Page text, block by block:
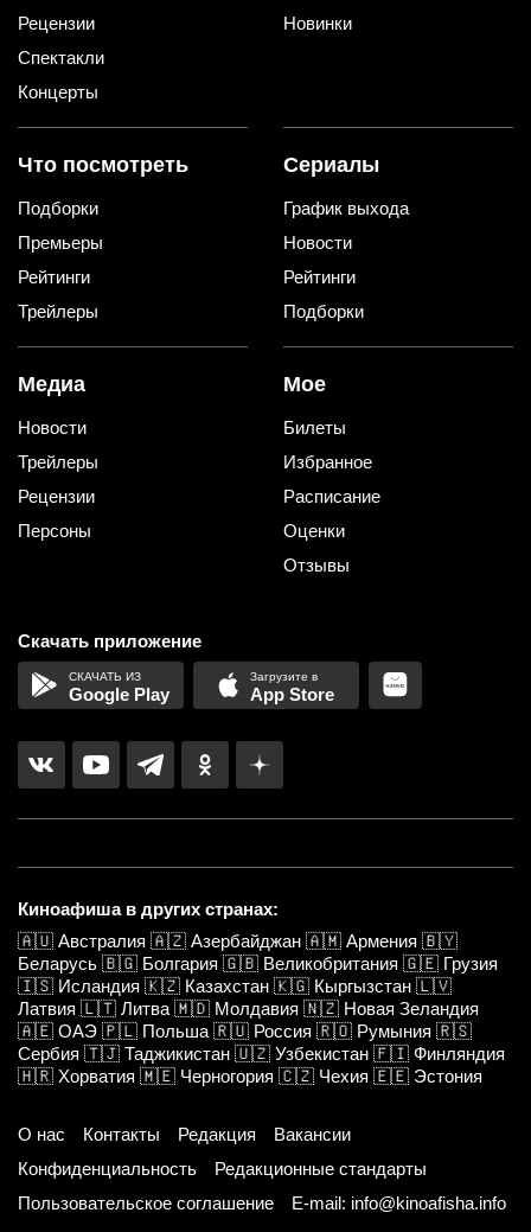
Рецензии
Спектакли
Концерты
Новинки
Что посмотреть
Подборки
Премьеры
Рейтинги
Трейлеры
Сериалы
График выхода
Новости
Рейтинги
Подборки
Медиа
Новости
Трейлеры
Рецензии
Персоны
Мое
Билеты
Избранное
Расписание
Оценки
Отзывы
Скачать приложение
Google Play App Store
Киноафиша в других странах:
🇦🇺 Австралия 🇦🇿 Азербайджан 🇦🇲 Армения 🇧🇾
Беларусь 🇧🇬 Болгария 🇬🇧 Великобритания 🇬🇪 Грузия
🇮🇸 Исландия 🇰🇿 Казахстан 🇰🇬 Кыргызстан 🇱🇻
Латвия 🇱🇹 Литва 🇲🇩 Молдавия 🇳🇿 Новая Зеландия
🇦🇪 ОАЭ 🇵🇱 Польша 🇷🇺 Россия 🇷🇴 Румыния 🇷🇸
Сербия 🇹🇯 Таджикистан 🇺🇿 Узбекистан 🇫🇮 Финляндия
🇭🇷 Хорватия 🇲🇪 Черногория 🇨🇿 Чехия 🇪🇪 Эстония
О нас Контакты Редакция
Вакансии
Конфиденциальность
Редакционные стандарты
Пользовательское соглашение
E-mail: info@kinoafisha.info